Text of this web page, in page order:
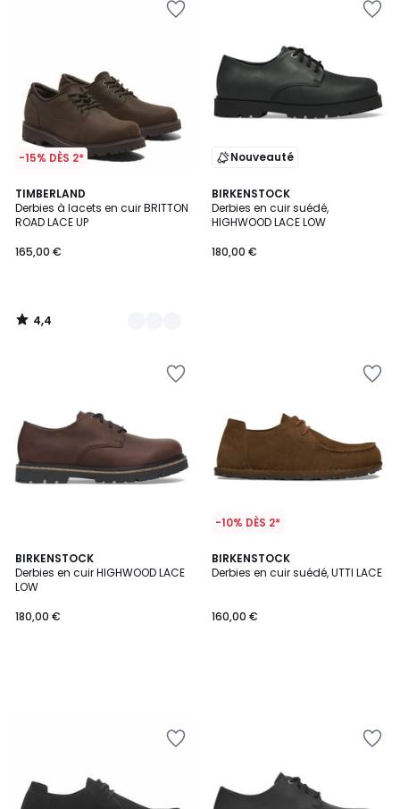
-15% DÈS 2*
TIMBERLAND
Derbies à lacets en cuir BRITTON
ROAD LACE UP
165,00 €
4,4
/ 5
2
Couleurs
4,4
/
Nouveauté
BIRKENSTOCK
Derbies en cuir suédé,
HIGHWOOD LACE LOW
180,00 €
BIRKENSTOCK
Derbies en cuir HIGHWOOD LACE
LOW
180,00 €
-10% DÈS 2*
BIRKENSTOCK
Derbies en cuir suédé, UTTI LACE
160,00 €